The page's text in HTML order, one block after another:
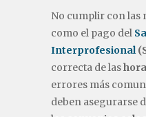
No cumplir con las
como el pago del
Interprofesional
correcta de las
errores más
deben asegurarse